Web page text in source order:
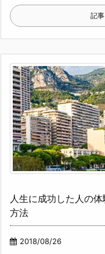
記
人生に成功した人の
方法
2018/08/26